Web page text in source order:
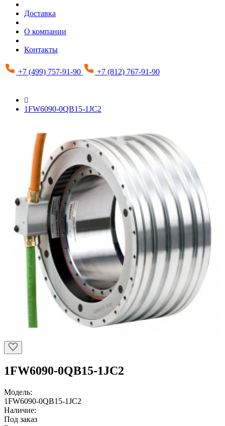
Доставка
О компании
Контакты
+7 (499) 757-91-90 +7 (812) 767-91-90
1FW6090-0QB15-1JC2
1FW6090-0QB15-1JC2
Модель:
1FW6090-0QB15-1JC2
Наличие:
Под заказ